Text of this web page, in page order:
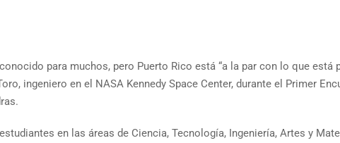
para muchos, pero Puerto Rico está “a la par con lo que
ingeniero en el NASA Kennedy Space Center, durante el Primer
en las áreas de Ciencia, Tecnología, Ingeniería, Artes y